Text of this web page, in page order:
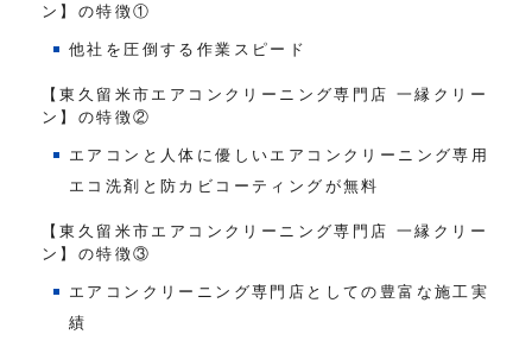
ン】の特徴①
他社を圧倒する作業スピード
【東久留米市エアコンクリーニング専門店 一縁クリー
ン】の特徴②
エアコンと人体に優しいエアコンクリーニング専用
エコ洗剤と防カビコーティングが無料
【東久留米市エアコンクリーニング専門店 一縁クリー
ン】の特徴③
エアコンクリーニング専門店としての豊富な施工実
績